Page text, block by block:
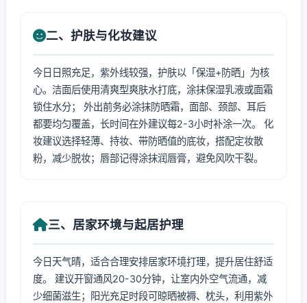
二、护肤与化妆建议
今日日照充足，紫外线较强，护肤以「保湿+防晒」为核
心。洁面后使用清爽型爽肤水打底，涂抹保湿乳液或面霜
锁住水分； 外出前务必涂抹防晒霜，面部、颈部、耳后
都要均匀覆盖，长时间在外建议每2-3小时补涂一次。 化
妆建议选择轻薄、持妆、带防晒值的底妆，搭配定妆散
粉，减少脱妆；唇部记得涂抹润唇膏，避免风吹干裂。
三、居家环境与起居护理
今日天气晴，适合合理安排居家环境打理，提升居住舒适
度。 建议开窗通风20-30分钟，让室内外空气流通，减
少细菌滋生；阳光充足时段可晾晒被褥、枕头，利用紫外